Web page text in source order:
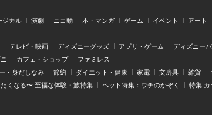
ジカル 演劇 ニコ動 本・マンガ ゲーム イベント アート
テレビ・映画 ディズニーグッズ アプリ・ゲーム ディズニーパ
カフェ・ショップ ファミレス
・身だしなみ 節約 ダイエット・健康 家電 文房具 雑貨
くなる〜 至福な体験・旅特集 ペット特集：ウチのかぞく 特集 カ